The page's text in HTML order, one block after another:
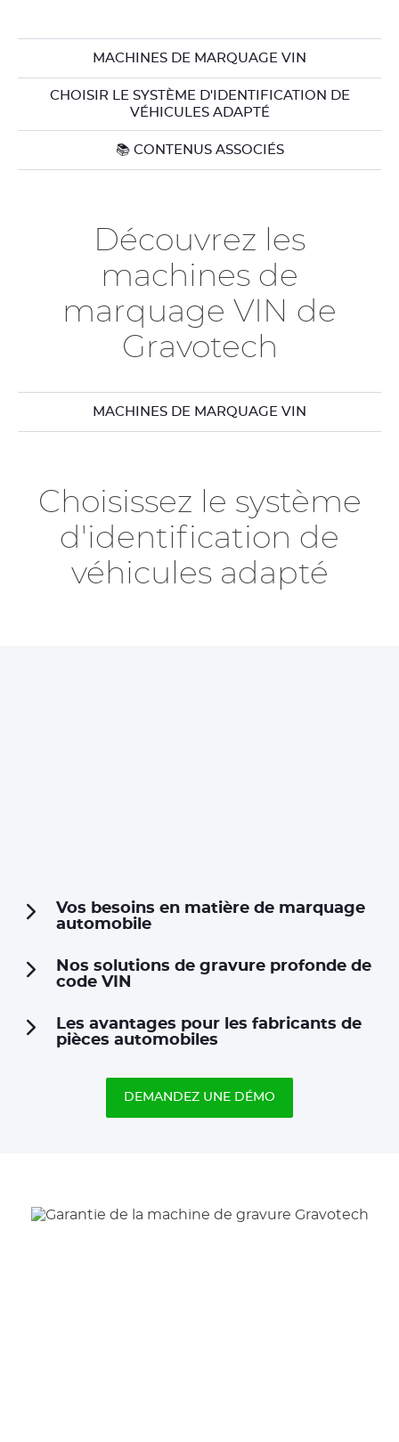
MACHINES DE MARQUAGE VIN
CHOISIR LE SYSTÈME D'IDENTIFICATION DE
VÉHICULES ADAPTÉ
📚 CONTENUS ASSOCIÉS
Découvrez les
machines de
marquage VIN de
Gravotech
MACHINES DE MARQUAGE VIN
Choisissez le système
d'identification de
véhicules adapté
Vos besoins en matière de marquage
automobile
Nos solutions de gravure profonde de
code VIN
Les avantages pour les fabricants de
pièces automobiles
DEMANDEZ UNE DÉMO